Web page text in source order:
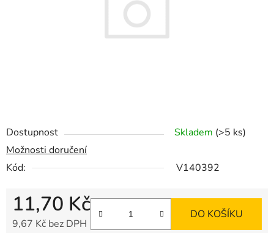
Dostupnost Skladem (>5 ks)
Možnosti doručení
Kód:
V140392
11,70 Kč
9,67 Kč bez DPH
DO KOŠÍKU